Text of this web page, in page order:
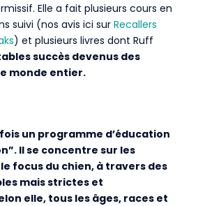
Elle a fait plusieurs cours en
suivi (nos avis ici sur Recallers
) et plusieurs livres dont Ruff
succès devenus des
monde entier.
un programme d’éducation
Il se concentre sur les
focus du chien, à travers des
mais strictes et
elle, tous les âges, races et